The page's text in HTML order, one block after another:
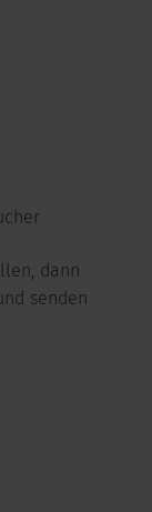
dann
senden